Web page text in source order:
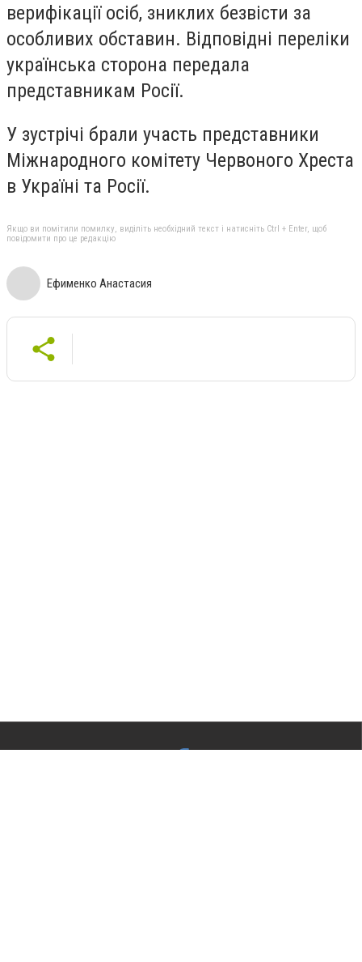
верифікації осіб, зниклих безвісти за
особливих обставин. Відповідні переліки
українська сторона передала
представникам Росії.
У зустрічі брали участь представники
Міжнародного комітету Червоного Хреста
в Україні та Росії.
Якщо ви помітили помилку, виділіть необхідний текст і натисніть Ctrl + Enter, щоб
повідомити про це редакцію
Ефименко Анастасия